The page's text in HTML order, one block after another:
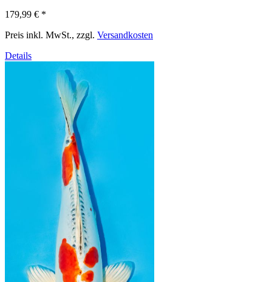
179,99 € *
Preis inkl. MwSt., zzgl. Versandkosten
Details